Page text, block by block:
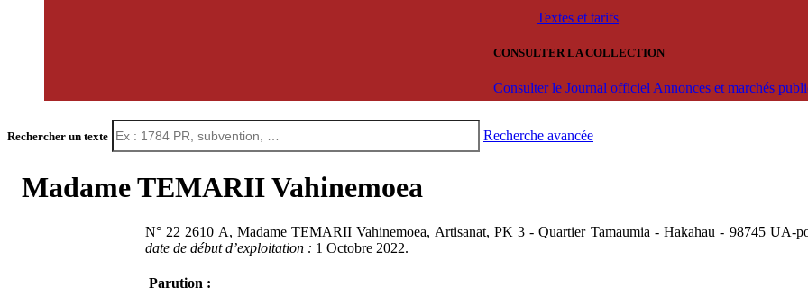
Textes et tarifs
CONSULTER LA COLLECTION
Consulter le Journal officiel Annonces et marchés
Rechercher un texte Recherche avancée
Madame TEMARII Vahinemoea
N° 22 2610 A, Madame TEMARII Vahinemoea, Artisanat, PK 3 - Quartier Tamaumia - Hakahau - 98745 UA-
date de début d’exploitation : 1 Octobre 2022.
Parution :